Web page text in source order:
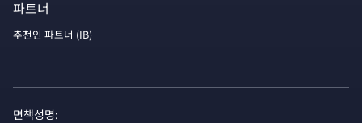
파트너
추천인 파트너 (IB)
면책성명: